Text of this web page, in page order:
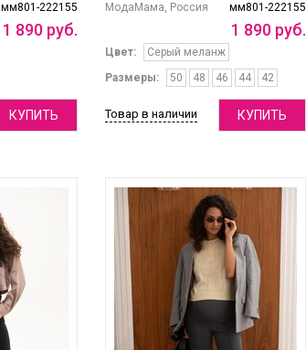
мм801-222155
1 890 руб.
КУПИТЬ
мм801-222155
МодаМама, Россия
1 890 руб.
Цвет:
Серый меланж
Размеры:
50 48 46 44 42
Товар в наличии КУПИТЬ